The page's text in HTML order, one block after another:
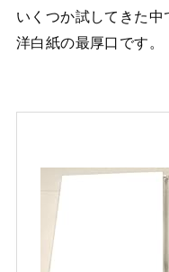
いくつか試してきた
洋白紙の最厚口です。